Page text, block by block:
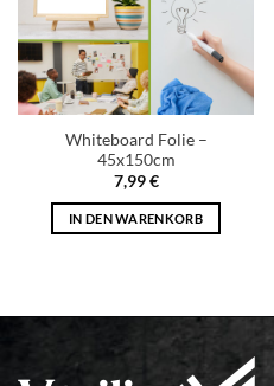
Whiteboard Folie –
45x150cm
7,99€
IN DEN WARENKORB